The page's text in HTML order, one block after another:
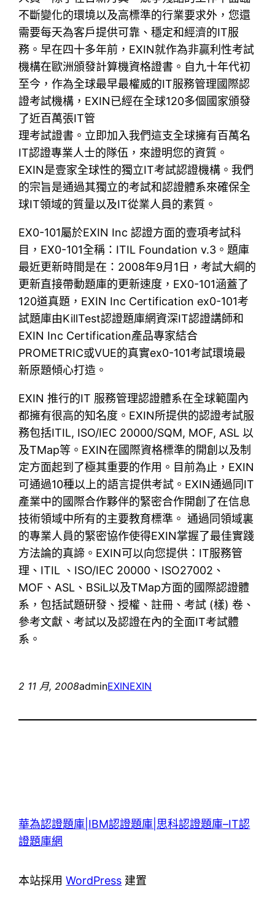
不斷變化的環境以及高標準的行業要求外，您還
需要每天為客戶提供可靠、穩定和經濟的IT服
務。早在四十多年前，EXIN就作為非贏利性考試
機構在歐洲頒發計算機資格證書。自九十年代初
至今，作為全球最早最權威的IT服務管理國際認
證考試機構，EXIN已經在全球120多個國家頒發
了近百萬張IT管
理考試證書。立即加入我們這支全球擁有百萬名
IT認證專業人士的隊伍，來證明您的資質。
EXIN是壹家全球性的獨立IT考試認證機構。我們
的宗旨是通過其獨立的考試和認證體系來確保全
球IT領域的質量以及IT從業人員的素質。
EX0-101屬於EXIN Inc 認證方面的壹項考試科
目，EX0-101全稱：ITIL Foundation v.3。題庫
最近更新時間是在：2008年9月1日，考試大綱的
更新直接帶動題庫的更新速度，EX0-101涵蓋了
120道真題，EXIN Inc Certification ex0-101考
試題庫由KillTest認證題庫網資深IT認證講師和
EXIN Inc Certification產品專家結合
PROMETRIC或VUE的真實ex0-101考試環境最
新原題傾心打造。
EXIN 推行的IT 服務管理認證體系在全球範圍內
都擁有很高的知名度。EXIN所提供的認證考試服
務包括ITIL, ISO/IEC 20000/SQM, MOF, ASL 以
及TMap等。EXIN在國際資格標準的開創以及制
定方面起到了極其重要的作用。目前為止，EXIN
可通過10種以上的語言提供考試。EXIN通過同IT
產業中的國際合作夥伴的緊密合作開創了在信息
技術領域中所有的主要教育標準。 通過同領域裏
的專業人員的緊密協作使得EXIN掌握了最佳實踐
方法論的真諦。EXIN可以向您提供：IT服務管
理、ITIL 、ISO/IEC 20000、ISO27002、
MOF、ASL、BSiL以及TMap方面的國際認證體
系，包括試題研發、授權、註冊、考試 (樣) 卷、
參考文獻、考試以及認證在內的全面IT考試體
系。
2 11 月, 2008adminEXINEXIN
華為認證題庫|IBM認證題庫|思科認證題庫–IT認
證題庫網
本站採用WordPress 建置